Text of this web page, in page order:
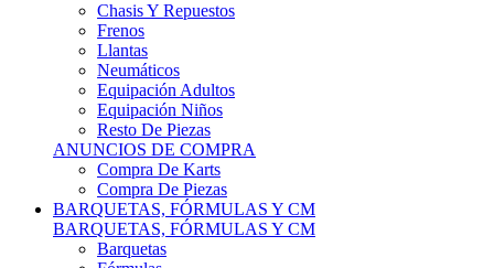
Llantas
Neumáticos
Equipación Adultos
Equipación Niños
Resto De Piezas
ANUNCIOS DE COMPRA
Compra De Karts
Compra De Piezas
BARQUETAS, FÓRMULAS Y CM
BARQUETAS, FÓRMULAS Y CM
Barquetas
Fórmulas
Cm